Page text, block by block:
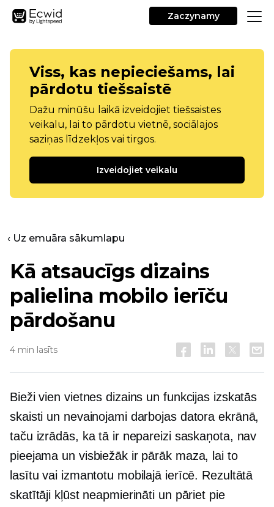
Zaczynamy
Viss, kas nepieciešams, lai
pārdotu tiešsaistē
Dažu minūšu laikā izveidojiet tiešsaistes
veikalu, lai to pārdotu vietnē, sociālajos
saziņas līdzekļos vai tirgos.
Izveidojiet veikalu
‹ Uz emuāra sākumlapu
Kā atsaucīgs dizains
palielina mobilo ierīču
pārdošanu
4 min lasīts
Bieži vien vietnes dizains un funkcijas izskatās
skaisti un nevainojami darbojas datora ekrānā,
taču izrādās, ka tā ir nepareizi saskaņota, nav
pieejama un visbiežāk ir pārāk maza, lai to
lasītu vai izmantotu mobilajā ierīcē. Rezultātā
skatītāji kļūst neapmierināti un pāriet pie